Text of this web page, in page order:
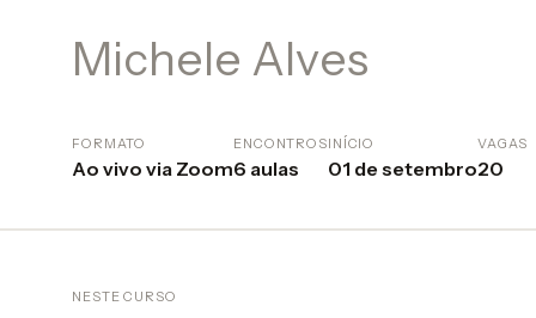
Michele Alves
FORMATO
Ao vivo via Zoom
ENCONTROS
6 aulas
INÍCIO
01 de setembro
VAGAS
20
Carregando opções...
NESTE CURSO